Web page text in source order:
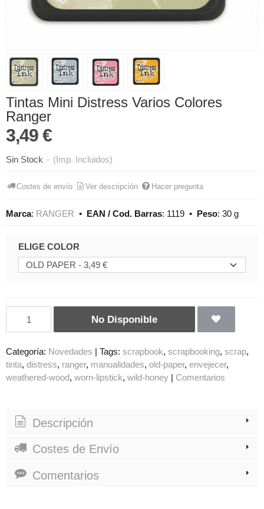
Tintas Mini Distress Varios Colores
Ranger
3,49 €
Sin Stock - (Imp. Incluidos)
Costes de envío Ver descripción Hacer pregunta
Marca: RANGER • EAN / Cod. Barras: 1119 • Peso: 30 g
ELIGE COLOR
No Disponible
Categoría: Novedades Tags: scrapbook scrapbooking scrap
tinta distress ranger manualidades old-paper envejecer
weathered-wood worn-lipstick wild-honey Comentarios
Descripción
Costes de Envío
Comentarios